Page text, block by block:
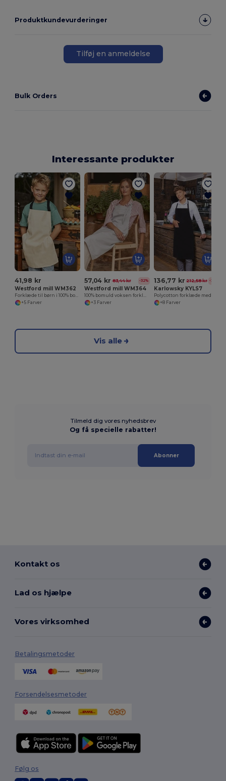
Produktkundevurderinger
Tilføj en anmeldelse
Bulk Orders
Interessante produkter
41,98 kr
Westford mill WM362
+5 Farver
57,04 kr 83,44 kr -32%
Westford mill WM364
+3 Farver
136,77 kr 212,58 kr -36%
Karlowsky KYLS7
+8 Farver
Vis alle
Tilmeld dig vores nyhedsbrev
Og få specielle rabatter!
Abonner
Kontakt os
Lad os hjælpe
Vores virksomhed
Betalingsmetoder
Forsendelsesmetoder
Følg os